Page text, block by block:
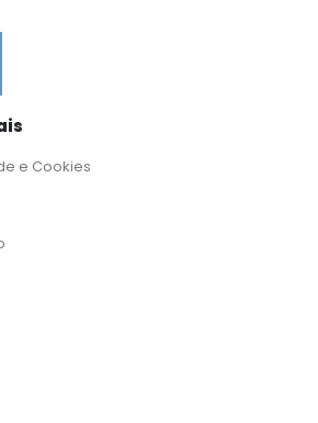
e Cookies